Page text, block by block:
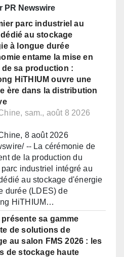
PR Newswire
parc industriel au
au stockage
à longue durée
entame la mise en
sa production :
HiTHIUM ouvre une
ère dans la distribution
sam., août 8 2026
8 août 2026
-- La cérémonie de
de la production du
industriel intégré au
au stockage d'énergie
durée (LDES) de
HiTHIUM…
présente sa gamme
de solutions de
au salon FMS 2026 : les
de stockage haute